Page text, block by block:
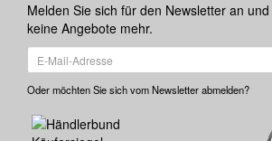
Melden Sie sich für den Newsletter an
keine Angebote mehr.
Oder möchten Sie sich vom Newsletter abmelden?